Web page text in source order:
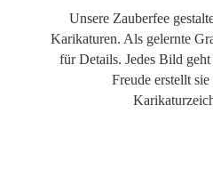
Unsere Zauberfee
Karikaturen. Als gelernte
für Details. Jedes Bild
Freude erstellt